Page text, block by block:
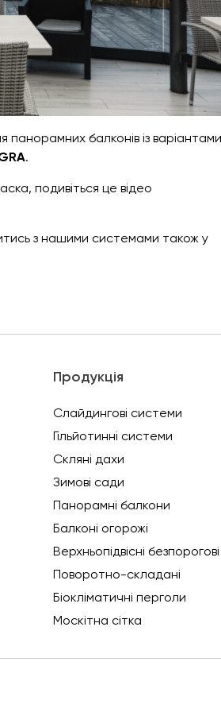
балконів із варіантами
.
подивіться це відео
з нашими системами також у
Продукція
Слайдингові системи
Гільйотинні системи
Скляні дахи
Зимові сади
Панорамні балкони
Балконі огорожі
Верхньопідвісні безпорогові
Поворотно-складані
Біокліматичні перголи
Москітна сітка